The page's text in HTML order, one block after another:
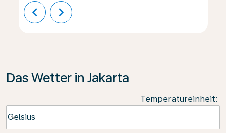
chevron_left chevron_right
Das Wetter in Jakarta
Temperatureinheit:
Celsius
keyboard_arrow_down